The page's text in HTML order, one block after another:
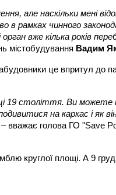
але наскільки мені
в рамках чинного
вже кілька років
містобудування Вадим
це впритул до
19 століття. Ви
на каркас і як
– вважає голова ГО "Save
круглої площі. А 9